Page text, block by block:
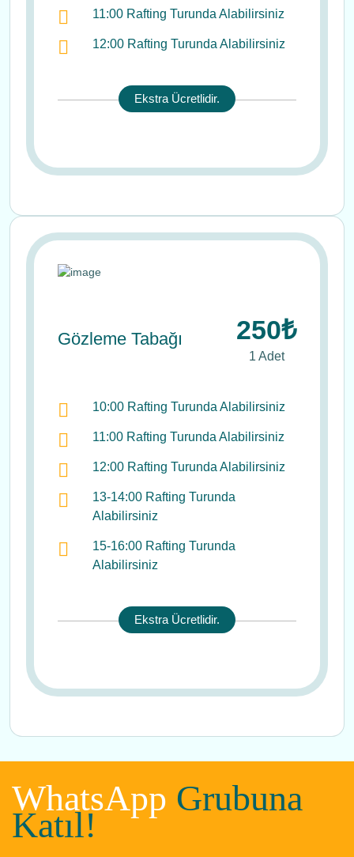
11:00 Rafting Turunda Alabilirsiniz
12:00 Rafting Turunda Alabilirsiniz
Ekstra Ücretlidir.
Gözleme Tabağı 250₺
1 Adet
10:00 Rafting Turunda Alabilirsiniz
11:00 Rafting Turunda Alabilirsiniz
12:00 Rafting Turunda Alabilirsiniz
13-14:00 Rafting Turunda
Alabilirsiniz
15-16:00 Rafting Turunda
Alabilirsiniz
Ekstra Ücretlidir.
WhatsApp Grubuna
Katıl!